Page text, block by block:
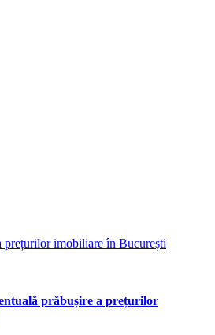
prăbușire a prețurilor